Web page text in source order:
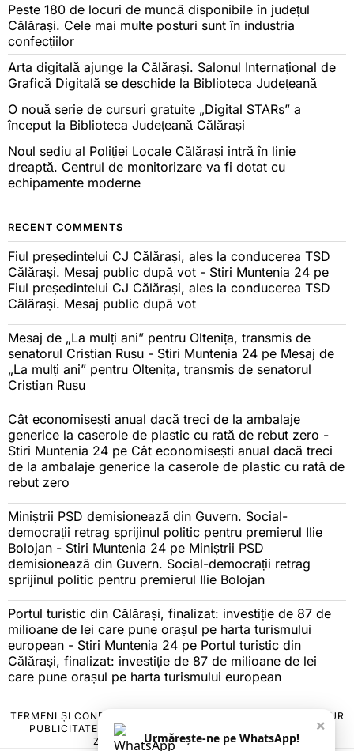
Peste 180 de locuri de muncă disponibile în județul
Călărași. Cele mai multe posturi sunt în industria
confecțiilor
Arta digitală ajunge la Călărași. Salonul Internațional de
Grafică Digitală se deschide la Biblioteca Județeană
O nouă serie de cursuri gratuite „Digital STARs” a
început la Biblioteca Județeană Călărași
Noul sediu al Poliției Locale Călărași intră în linie
dreaptă. Centrul de monitorizare va fi dotat cu
echipamente moderne
RECENT COMMENTS
Fiul președintelui CJ Călărași, ales la conducerea TSD
Călărași. Mesaj public după vot - Stiri Muntenia 24 pe
Fiul președintelui CJ Călărași, ales la conducerea TSD
Călărași. Mesaj public după vot
Mesaj de „La mulți ani” pentru Oltenița, transmis de
senatorul Cristian Rusu - Stiri Muntenia 24 pe Mesaj de
„La mulți ani” pentru Oltenița, transmis de senatorul
Cristian Rusu
Cât economisești anual dacă treci de la ambalaje
generice la caserole de plastic cu rată de rebut zero -
Stiri Muntenia 24 pe Cât economisești anual dacă treci
de la ambalaje generice la caserole de plastic cu rată de
rebut zero
Miniștrii PSD demisionează din Guvern. Social-
democrații retrag sprijinul politic pentru premierul Ilie
Bolojan - Stiri Muntenia 24 pe Miniștrii PSD
demisionează din Guvern. Social-democrații retrag
sprijinul politic pentru premierul Ilie Bolojan
Portul turistic din Călărași, finalizat: investiție de 87 de
milioane de lei care pune orașul pe harta turismului
european - Stiri Muntenia 24 pe Portul turistic din
Călărași, finalizat: investiție de 87 de milioane de lei
care pune orașul pe harta turismului european
TERMENI ȘI CONDIȚII
POLITICA DE ANULARE & RETUR
PUBLICITATE ONLINE & TIPĂRITĂ
CONTACT
ZIARUL ANUNȚUL CĂLĂRĂȘEAN
×
Urmărește-ne pe WhatsApp!